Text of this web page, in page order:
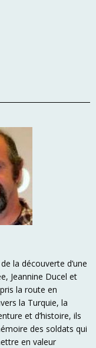
la découverte d’une
Jeannine Ducel et
la route en
la Turquie, la
et d’histoire, ils
des soldats qui
en valeur